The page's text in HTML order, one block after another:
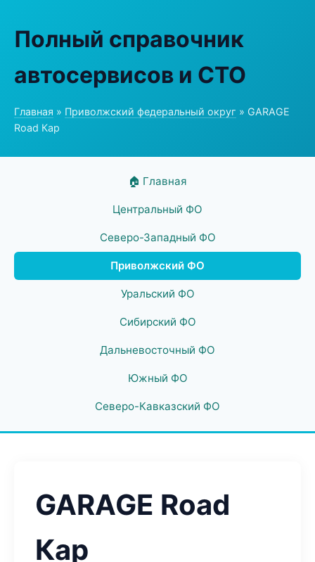
Полный справочник
автосервисов и СТО
Главная » Приволжский федеральный округ » GARAGE
Road Кар
🏠 Главная
Центральный ФО
Северо-Западный ФО
Приволжский ФО
Уральский ФО
Сибирский ФО
Дальневосточный ФО
Южный ФО
Северо-Кавказский ФО
GARAGE Road
Кар